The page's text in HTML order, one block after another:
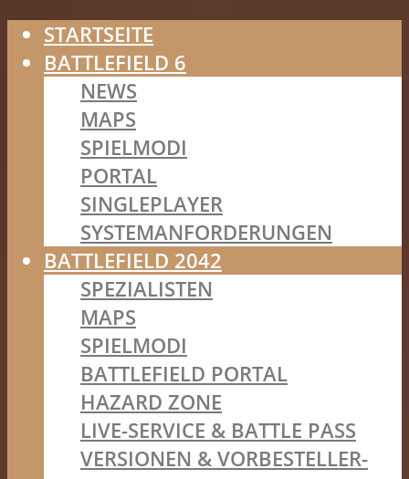
STARTSEITE
BATTLEFIELD 6
NEWS
MAPS
SPIELMODI
PORTAL
SINGLEPLAYER
SYSTEMANFORDERUNGEN
BATTLEFIELD 2042
SPEZIALISTEN
MAPS
SPIELMODI
BATTLEFIELD PORTAL
HAZARD ZONE
LIVE-SERVICE & BATTLE PASS
VERSIONEN & VORBESTELLER-